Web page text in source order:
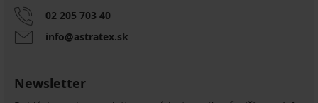
02 205 703 40
info@astratex.sk
Newsletter